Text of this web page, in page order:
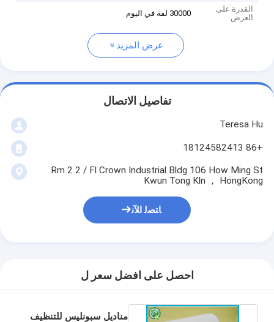
القدرة على
العرض
30000 لفة في اليوم
عرض المزيد
تفاصيل الاتصال
Teresa Hu
+86 18124582413
Rm 2 2 / Fl Crown Industrial Bldg 106 How Ming St
Kwun Tong Kln ， HongKong
ﺎﺘﺼﻟ ﺍﻶﻧ
احصل على افضل سعر ل
مناديل سبونليس للتنظيف